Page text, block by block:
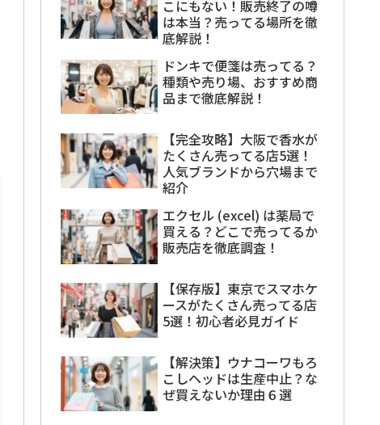
こにもない！販売終了の噂
は本当？売ってる場所を徹
底解説！
ドンキで便箋は売ってる？
種類や売り場、おすすめ商
品まで徹底解説！
【完全攻略】大阪で香水が
たくさん売ってる店5選！
人気ブランドから穴場まで
紹介
エクセル (excel) は薬局で
買える？どこで売ってるか
販売店を徹底調査！
【保存版】東京でスマホケ
ースがたくさん売ってる店
5選！初心者必見ガイド
【解決策】ウナコーワもろ
こしヘッドは生産中止？な
ぜ買えないか理由６選